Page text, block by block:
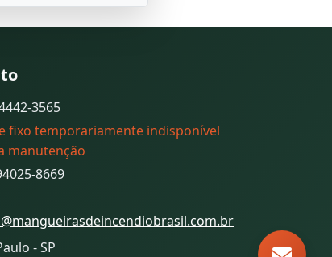
3565
fixo temporariamente indisponível
manutenção
8669
- SP